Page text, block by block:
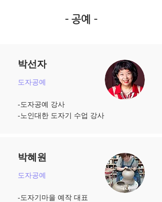
​- 공예 -
박선자
도자공예
-도자공예 강사
-노인대한 도자기 수업 강사
박혜원
도자공예
-도자기마을 예작 대표